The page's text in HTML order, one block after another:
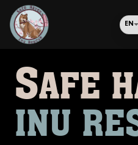
EN
SAFE
INU